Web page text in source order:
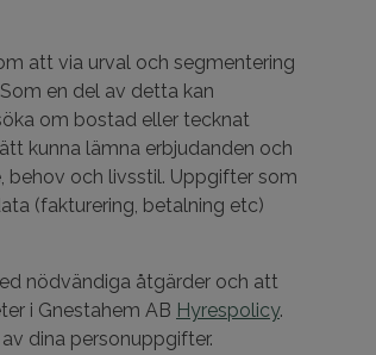
att via urval och segmentering
en del av detta kan
om bostad eller tecknat
kunna lämna erbjudanden och
behov och livsstil. Uppgifter som
(fakturering, betalning etc)
nödvändiga åtgärder och att
i Gnestahem AB Hyrespolicy.
dina personuppgifter.